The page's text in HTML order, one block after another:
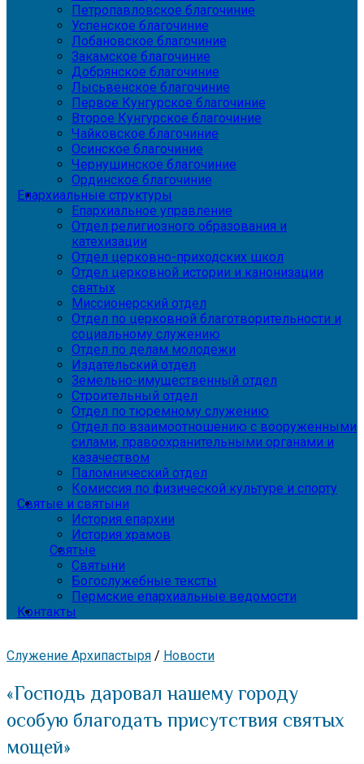
Петропавловское благочиние
Успенское благочиние
Лобановское благочиние
Закамское благочиние
Добрянское благочиние
Лысьвенское благочиние
Первое Кунгурское благочиние
Второе Кунгурское благочиние
Чайковское благочиние
Осинское благочиние
Чернушинское благочиние
Ординское благочиние
Епархиальные структуры
Епархиальное управление
Отдел религиозного образования и
катехизации
Отдел церковно-приходских школ
Отдел церковной истории и канонизации
святых
Миссионерский отдел
Отдел по церковной благотворительности и
социальному служению
Отдел по делам молодежи
Издательский отдел
Земельно-имущественный отдел
Строительный отдел
Отдел по тюремному служению
Отдел по взаимоотношению с вооруженными
силами, правоохранительными органами и
казачеством
Паломнический отдел
Комиссия по физической культуре и спорту
Святые и святыни
История епархии
История храмов
Святые
Святыни
Богослужебные тексты
Пермские епархиальные ведомости
Контакты
Служение Архипастыря / Новости
«Господь даровал нашему городу
особую благодать присутствия святых
мощей»